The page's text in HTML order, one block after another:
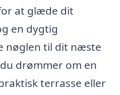
at glæde dit
en dygtig
nøglen til dit næste
drømmer om en
terrasse eller